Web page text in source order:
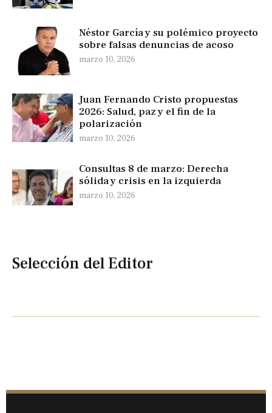
Néstor García y su polémico proyecto
sobre falsas denuncias de acoso
marzo 10, 2026
Juan Fernando Cristo propuestas
2026: Salud, paz y el fin de la
polarización
marzo 10, 2026
Consultas 8 de marzo: Derecha
sólida y crisis en la izquierda
marzo 10, 2026
Selección del Editor